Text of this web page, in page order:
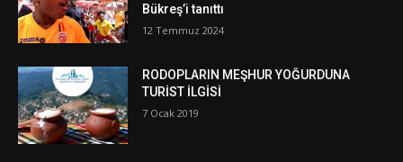
Bükreş’i tanıttı
12 Temmuz 2024
RODOPLARIN MEŞHUR YOĞURDUNA
TURİST İLGİSİ
7 Ocak 2019